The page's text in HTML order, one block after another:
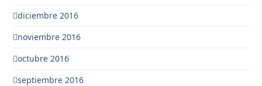
diciembre 2016
noviembre 2016
octubre 2016
septiembre 2016